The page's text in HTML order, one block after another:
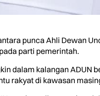
punca Ahli Dewan
parti pemerintah.
dalam kalangan ADUN
rakyat di kawasan